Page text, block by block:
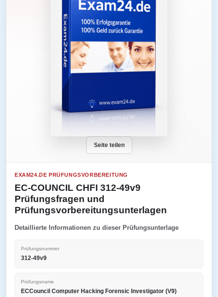
Seite teilen
EXAM24.DE PRÜFUNGSVORBEREITUNG
EC-COUNCIL CHFI 312-49v9
Prüfungsfragen und
Prüfungsvorbereitungsunterlagen
Detaillierte Informationen zu dieser Prüfungsunterlage
Prüfungsnummer
312-49v9
Prüfungsname
ECCouncil Computer Hacking Forensic Investigator (V9)